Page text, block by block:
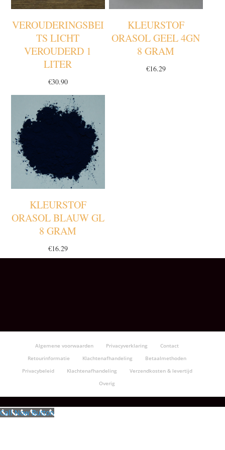
VEROUDERINGSBEI
TS LICHT
VEROUDERD 1
LITER
€30.90
KLEURSTOF
ORASOL GEEL 4GN
8 GRAM
€16.29
KLEURSTOF
ORASOL BLAUW GL
8 GRAM
€16.29
Algemene voorwaarden Privacyverklaring
Contact
Retourinformatie
Klachtenafhandeling
Betaalmethoden
Privacybeleid
Klachtenafhandeling
Verzendkosten & levertijd
Overig
Call Now Button